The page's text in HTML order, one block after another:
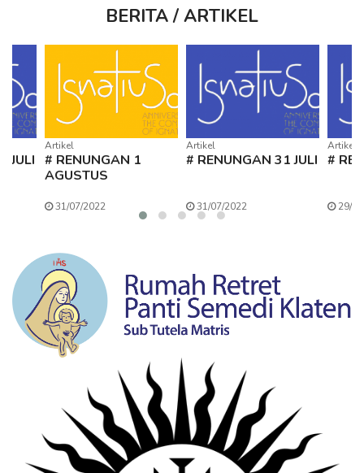
BERITA / ARTIKEL
JULI
Artikel
# RENUNGAN 1
AGUSTUS
31/07/2022
Artikel
# RENUNGAN 31 JULI
31/07/2022
Artikel
#
29/